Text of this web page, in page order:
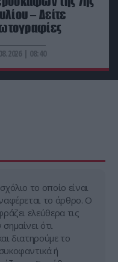
– Δείτε
| 08:40
το οποίο είναι
το άρθρο. Ο
ελεύθερα τις
ότι
διατηρούμε το
ή